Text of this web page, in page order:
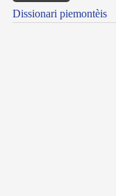
Dissionari piemontèis